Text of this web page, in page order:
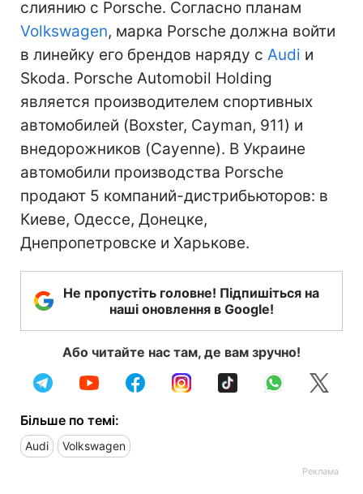
слиянию с Porsche. Согласно планам
Volkswagen, марка Porsche должна войти
в линейку его брендов наряду с Audi и
Skoda. Porsche Automobil Holding
является производителем спортивных
автомобилей (Boxster, Cayman, 911) и
внедорожников (Cayenne). В Украине
автомобили производства Porsche
продают 5 компаний-дистрибьюторов: в
Киеве, Одессе, Донецке,
Днепропетровске и Харькове.
Не пропустіть головне! Підпишіться на
наші оновлення в Google!
Або читайте нас там, де вам зручно!
Більше по темі:
Audi Volkswagen